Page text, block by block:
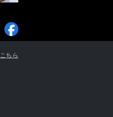
こちら